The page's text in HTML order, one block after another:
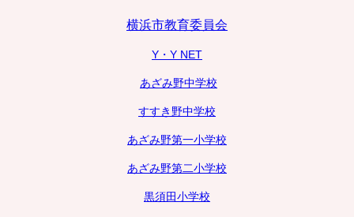
横浜市教育委員会
Y・Y NET
あざみ野中学校
すすき野中学校
あざみ野第一小学校
あざみ野第二小学校
黒須田小学校